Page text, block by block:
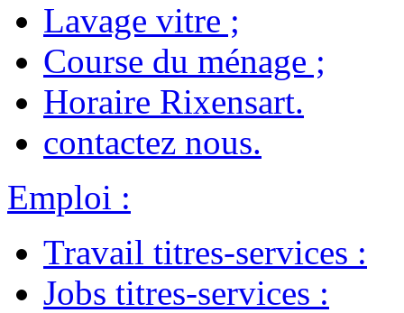
Lavage vitre ;
Course du ménage ;
Horaire Rixensart.
contactez nous.
Emploi :
Travail titres-services :
Jobs titres-services :